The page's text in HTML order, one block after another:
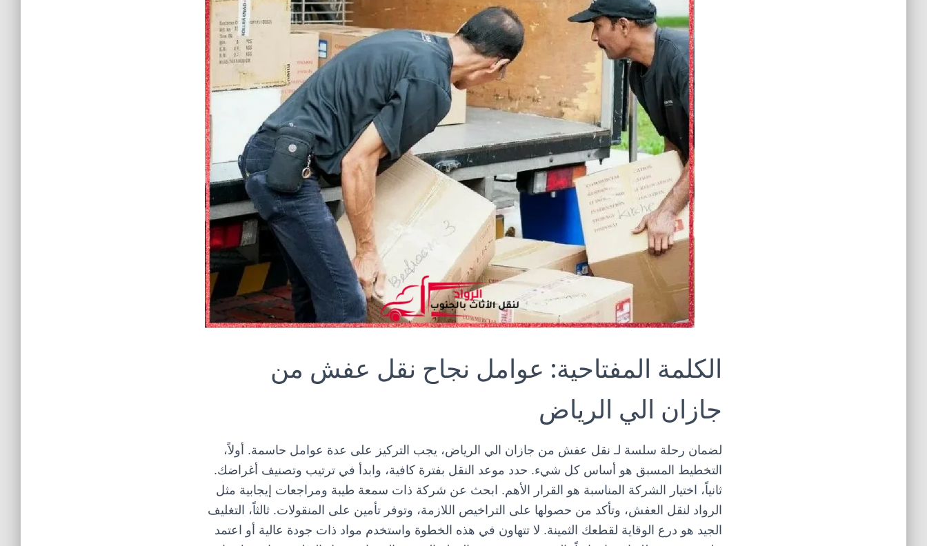
الكلمة المفتاحية: عوامل نجاح نقل عفش من
جازان الي الرياض
لضمان رحلة سلسة لـ نقل عفش من جازان الي الرياض، يجب التركيز على عدة عوامل حاسمة. أولاً،
التخطيط المسبق هو أساس كل شيء. حدد موعد النقل بفترة كافية، وابدأ في ترتيب وتصنيف أغراضك.
ثانياً،
اختيار الشركة المناسبة هو القرار الأهم. ابحث عن شركة ذات سمعة طيبة ومراجعات إيجابية مثل
الرواد لنقل العفش، وتأكد من حصولها على التراخيص اللازمة، وتوفر تأمين على المنقولات. ثالثاً،
التغليف
الجيد هو درع الوقاية لقطعك الثمينة. لا تتهاون في هذه الخطوة واستخدم مواد ذات جودة عالية أو اعتمد